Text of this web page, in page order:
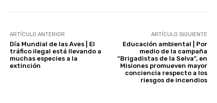
ARTÍCULO ANTERIOR
Día Mundial de las Aves | El
tráfico ilegal está llevando a
muchas especies a la
extinción
ARTÍCULO SIGUIENTE
Educación ambiental | Por
medio de la campaña
“Brigadistas de la Selva”, en
Misiones promueven mayor
conciencia respecto a los
riesgos de incendios